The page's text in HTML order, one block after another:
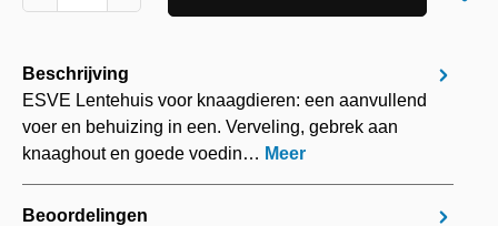
Beschrijving
ESVE Lentehuis voor knaagdieren: een aanvullend
voer en behuizing in een. Verveling, gebrek aan
knaaghout en goede voedin… Meer
Beoordelingen